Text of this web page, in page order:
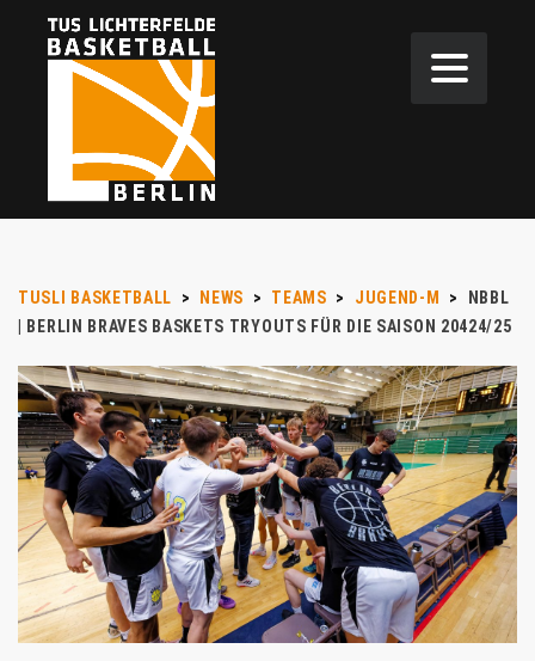
TUSLI BASKETBALL > NEWS > TEAMS > JUGEND-M >
NBBL
| BERLIN BRAVES BASKETS TRYOUTS FÜR DIE SAISON 20424/25